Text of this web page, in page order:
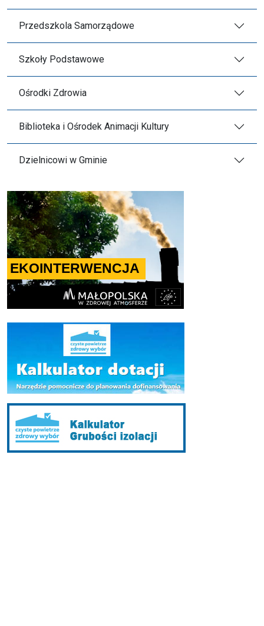
Przedszkola Samorządowe
Szkoły Podstawowe
Ośrodki Zdrowia
Biblioteka i Ośrodek Animacji Kultury
Dzielnicowi w Gminie